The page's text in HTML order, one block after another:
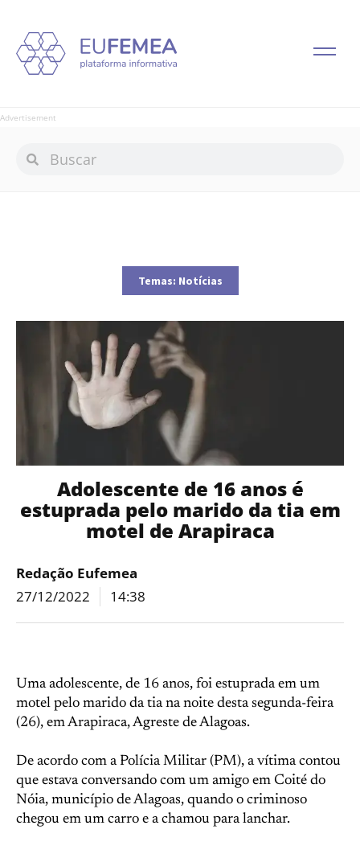
Advertisement
Temas: Notícias
Adolescente de 16 anos é
estuprada pelo marido da tia em
motel de Arapiraca
Redação Eufemea
27/12/2022
14:38
Uma adolescente, de 16 anos, foi estuprada em um
motel pelo marido da tia na noite desta segunda-feira
(26), em Arapiraca, Agreste de Alagoas.
De acordo com a Polícia Militar (PM), a vítima contou
que estava conversando com um amigo em Coité do
Nóia, município de Alagoas, quando o criminoso
chegou em um carro e a chamou para lanchar.